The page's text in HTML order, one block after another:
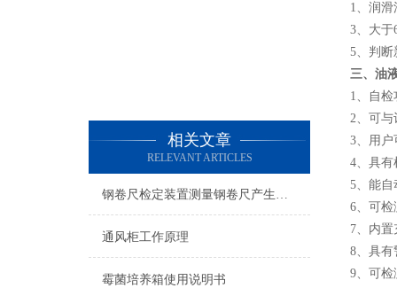
相关文章
RELEVANT ARTICLES
钢卷尺检定装置测量钢卷尺产生误差的原因
通风柜工作原理
霉菌培养箱使用说明书
1、润
3、大
5、判断
三、油
1、自
2、可与
3、用户
4、具有
5、能自
6、可检
7、内
8、具有
9、可检